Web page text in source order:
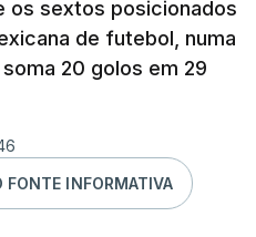
os sextos posicionados
de futebol, numa
20 golos em 29
INFORMATIVA